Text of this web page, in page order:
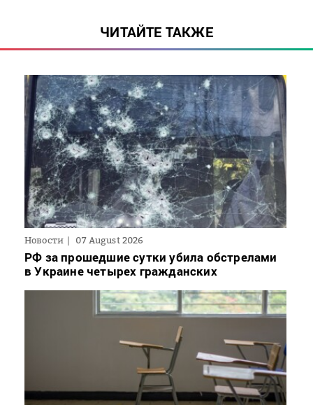
ЧИТАЙТЕ ТАКЖЕ
Новости 07 August 2026
РФ за прошедшие сутки убила обстрелами
в Украине четырех гражданских